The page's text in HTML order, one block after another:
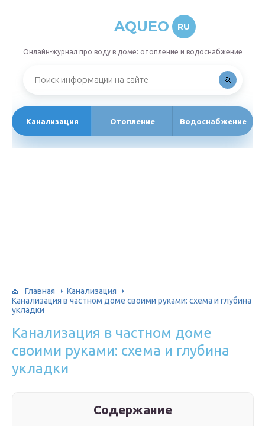
AQUEO RU
Онлайн-журнал про воду в доме: отопление и водоснабжение
Канализация Отопление Водоснабжение
Главная
Канализация
Канализация в частном доме своими руками: схема и глубина
укладки
Канализация в частном доме
своими руками: схема и глубина
укладки
Содержание